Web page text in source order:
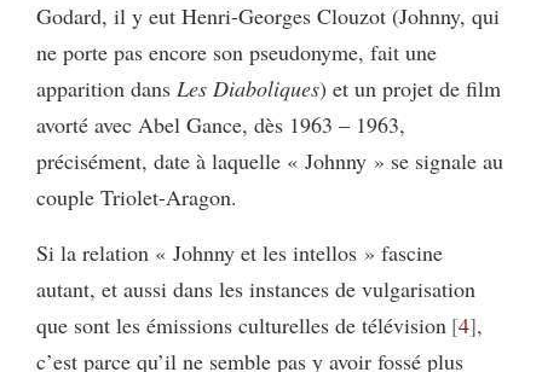
Godard, il y eut Henri-Georges Clouzot (Johnny, qui
ne porte pas encore son pseudonyme, fait une
apparition dans Les Diaboliques) et un projet de film
avorté avec Abel Gance, dès 1963 – 1963,
précisément, date à laquelle « Johnny » se signale au
couple Triolet-Aragon.
Si la relation « Johnny et les intellos » fascine
autant, et aussi dans les instances de vulgarisation
que sont les émissions culturelles de télévision 4 ,
c’est parce qu’il ne semble pas y avoir fossé plus